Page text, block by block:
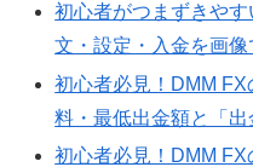
初心者がつまずきや
文・設定・入金を画像
初心者必見！DMM
料・最低出金額と「
初心者必見！DMM FX